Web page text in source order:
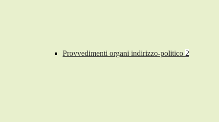
Provvedimenti organi indirizzo-politico 2